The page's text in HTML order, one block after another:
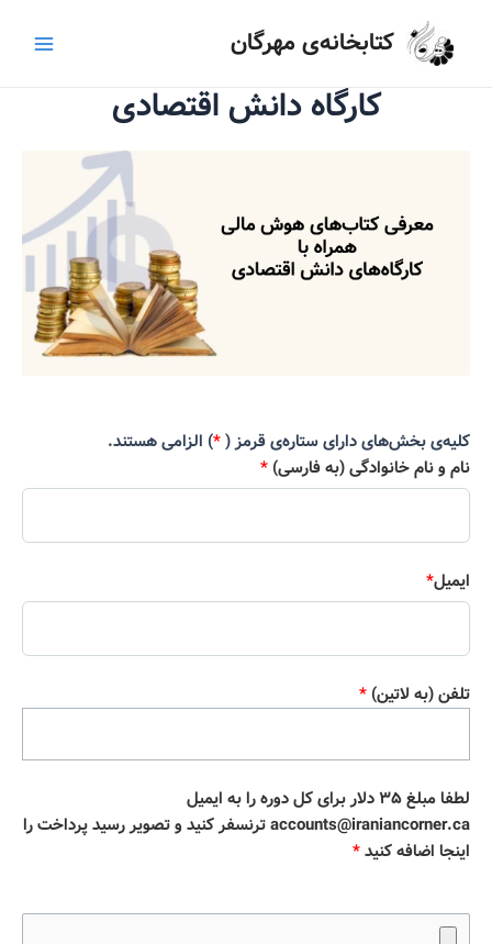
کتابخانه‌ی مهرگان
Menu
کارگاه دانش اقتصادی
کلیه‌ی بخش‌های دارای ستاره‌ی قرمز (*) الزامی هستند.
نام و نام خانوادگی (به فارسی) *
ایمیل*
تلفن (به لاتین) *
لطفا مبلغ ۳۵ دلار برای کل دوره را به ایمیل
accounts@iraniancorner.ca ترنسفر کنید و تصویر رسید پرداخت را
اینجا اضافه کنید*